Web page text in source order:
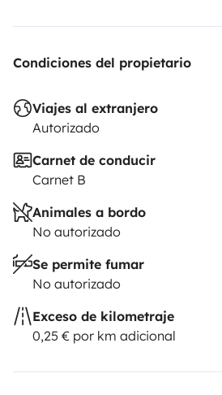
Condiciones del propietario
Viajes al extranjero
Autorizado
Carnet de conducir
Carnet B
Animales a bordo
No autorizado
Se permite fumar
No autorizado
Exceso de kilometraje
0,25 € por km adicional